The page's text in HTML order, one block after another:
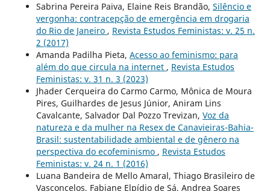
Sabrina Pereira Paiva, Elaine Reis Brandão, Silêncio e
vergonha: contracepção de emergência em drogaria
do Rio de Janeiro , Revista Estudos Feministas: v. 25 n.
2 (2017)
Amanda Padilha Pieta, Acesso ao feminismo: para
além do que circula na internet , Revista Estudos
Feministas: v. 31 n. 3 (2023)
Jhader Cerqueira do Carmo Carmo, Mônica de Moura
Pires, Guilhardes de Jesus Júnior, Aniram Lins
Cavalcante, Salvador Dal Pozzo Trevizan, Voz da
natureza e da mulher na Resex de Canavieiras-Bahia-
Brasil: sustentabilidade ambiental e de gênero na
perspectiva do ecofeminismo , Revista Estudos
Feministas: v. 24 n. 1 (2016)
Luana Bandeira de Mello Amaral, Thiago Brasileiro de
Vasconcelos, Fabiane Elpídio de Sá, Andrea Soares